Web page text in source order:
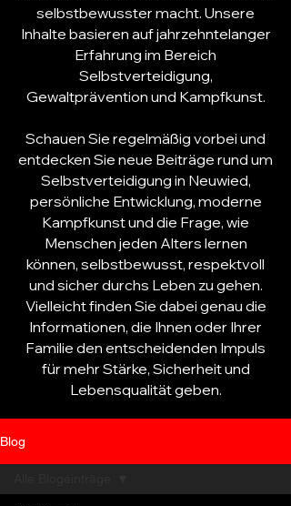
selbstbewusster macht. Unsere
Inhalte basieren auf jahrzehntelanger
Erfahrung im Bereich
Selbstverteidigung,
Gewaltprävention und Kampfkunst.
Schauen Sie regelmäßig vorbei und
entdecken Sie neue Beiträge rund um
Selbstverteidigung in Neuwied,
persönliche Entwicklung, moderne
Kampfkunst und die Frage, wie
Menschen jeden Alters lernen
können, selbstbewusst, respektvoll
und sicher durchs Leben zu gehen.
Vielleicht finden Sie dabei genau die
Informationen, die Ihnen oder Ihrer
Familie den entscheidenden Impuls
für mehr Stärke, Sicherheit und
Lebensqualität geben.
Blog